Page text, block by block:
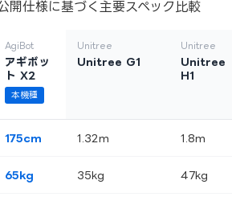
開仕様に基づく主要スペック比較
AgiBot
アギボッ
ト X2
本機種
Unitree
Unitree G1
Unitree
Unitree
H1
175cm 1.32m 1.8m
65kg 35kg 47kg